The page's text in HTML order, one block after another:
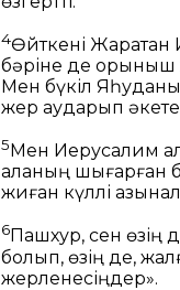
4Өйткені
бәріне де
Мен бүкіл
жер аударып
5 Мен Иерусалим
қаланың шығарған
жиған күллі
6Пашхур, сен өзің
болып, өзің де,
жерленесіңдер».